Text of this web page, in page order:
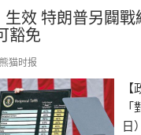
生效 特朗普另闢
豁免
熊猫时报
日